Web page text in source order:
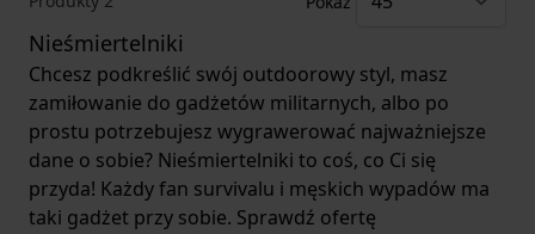
Nieśmiertelniki
Chcesz podkreślić swój outdoorowy styl, masz
zamiłowanie do gadżetów militarnych, albo po
prostu potrzebujesz wygrawerować najważniejsze
dane o sobie? Nieśmiertelniki to coś, co Ci się
przyda! Każdy fan survivalu i męskich wypadów ma
taki gadżet przy sobie. Sprawdź ofertę